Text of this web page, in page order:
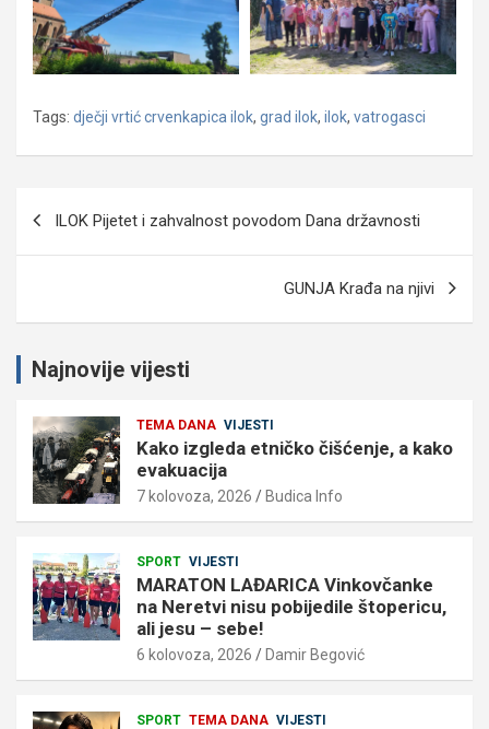
Tags: dječji vrtić crvenkapica ilok, grad ilok, ilok, vatrogasci
ILOK Pijetet i zahvalnost povodom Dana državnosti
GUNJA Krađa na njivi
Najnovije vijesti
TEMA DANA VIJESTI
Kako izgleda etničko čišćenje, a kako
evakuacija
7 kolovoza, 2026 Budica Info
SPORT VIJESTI
MARATON LAĐARICA Vinkovčanke
na Neretvi nisu pobijedile štopericu,
ali jesu – sebe!
6 kolovoza, 2026 Damir Begović
SPORT TEMA DANA VIJESTI